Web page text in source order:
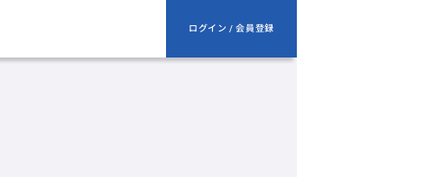
ログイン / 会員登録